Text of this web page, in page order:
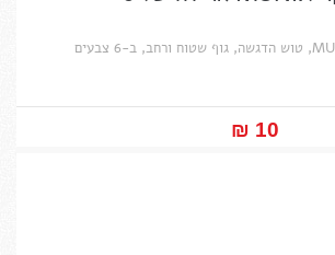
10 ₪‎